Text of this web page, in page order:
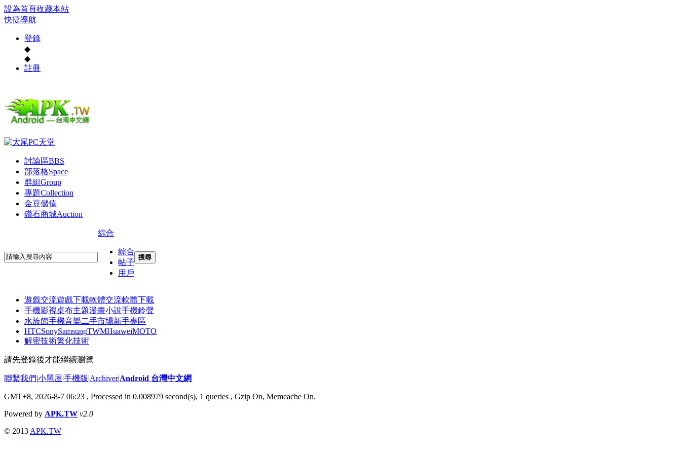
設為首頁收藏本站
快捷導航
登錄
◆
◆
註冊
討論區BBS
部落格Space
群組Group
專題Collection
金豆儲值
鑽石商城Auction
綜合
綜合
帖子
用戶
搜尋
遊戲交流遊戲下載軟體交流軟體下載
手機影視桌布主題漫畫小說手機鈴聲
水族館手機音樂二手市場新手專區
HTCSonySamsungTWMHuaweiMOTO
解密技術繁化技術
請先登錄後才能繼續瀏覽
聯繫我們|小黑屋|手機版|Archiver|Android 台灣中文網
GMT+8, 2026-8-7 06:23 , Processed in 0.008979 second(s), 1 queries , Gzip On, Memcache On.
Powered by APK.TW v2.0
© 2013 APK.TW